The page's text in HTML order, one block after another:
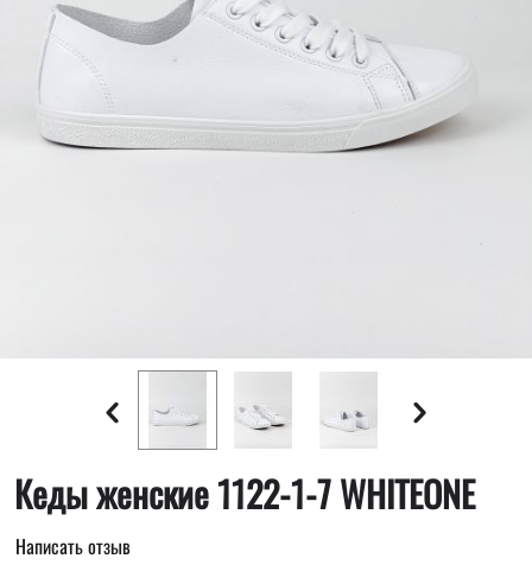
Кеды женские 1122-1-7 WHITEONE
Написать отзыв